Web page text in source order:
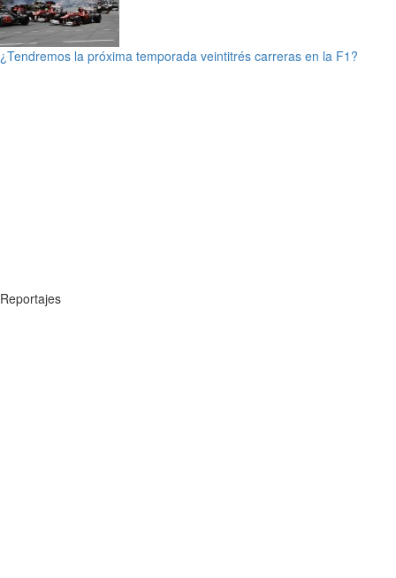
¿Tendremos la próxima temporada veintitrés carreras en la F1?
Reportajes